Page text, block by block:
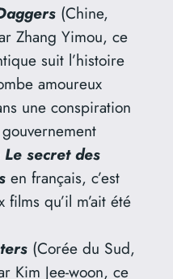
(Chine,
Zhang Yimou, ce
suit l’histoire
amoureux
une conspiration
Le secret des
en français, c’est
films qu’il m’ait été
(Corée du Sud,
Kim Jee-woon, ce